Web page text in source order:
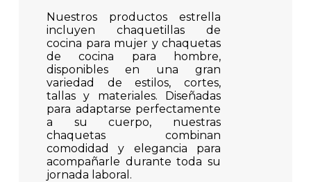
Nuestros productos estrella
incluyen chaquetillas de
cocina para mujer y chaquetas
de cocina para hombre,
disponibles en una gran
variedad de estilos, cortes,
tallas y materiales. Diseñadas
para adaptarse perfectamente
a su cuerpo, nuestras
chaquetas combinan
comodidad y elegancia para
acompañarle durante toda su
jornada laboral.